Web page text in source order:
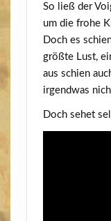
So ließ der
um die fro­he
Doch es
größ­te Lust,
aus schien
irgend­was
Doch sehet